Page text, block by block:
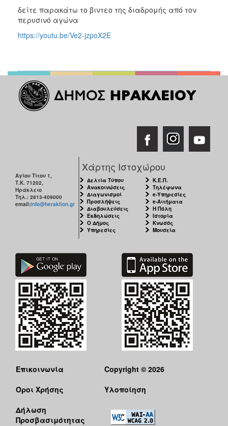
δείτε παρακάτω το βιντεο της διαδρομής από τον
περυσινό αγώνα
https://youtu.be/Ve2-jzpoX2E
Αγίου Τίτου 1,
Τ.Κ. 71202,
Ηράκλειο
Τηλ.: 2813-409000
email:info@heraklion.gr
Χάρτης Ιστοχώρου
Δελτία Τύπου
Ανακοινώσεις
Διαγωνισμοί
Προσλήψεις
Διαβουλεύσεις
Εκδηλώσεις
Ο Δήμος
Υπηρεσίες
Κ.Ε.Π.
Τηλέφωνα
e-Υπηρεσίες
e-Αιτήματα
Η Πόλη
Ιστορία
Κνωσός
Μουσεία
Επικοινωνία
Όροι Χρήσης
Δήλωση
Προσβασιμότητας
Copyright © 2026
Υλοποίηση